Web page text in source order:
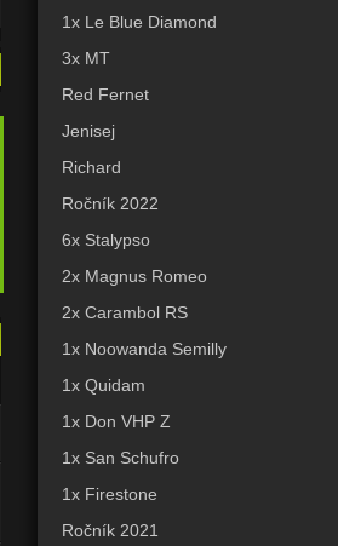
1x Le Blue Diamond
3x MT
Red Fernet
Jenisej
Richard
Ročník 2022
6x Stalypso
2x Magnus Romeo
2x Carambol RS
1x Noowanda Semilly
1x Quidam
1x Don VHP Z
1x San Schufro
1x Firestone
Ročník 2021